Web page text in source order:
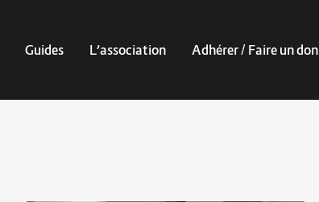
Guides L’association Adhérer / Faire un don